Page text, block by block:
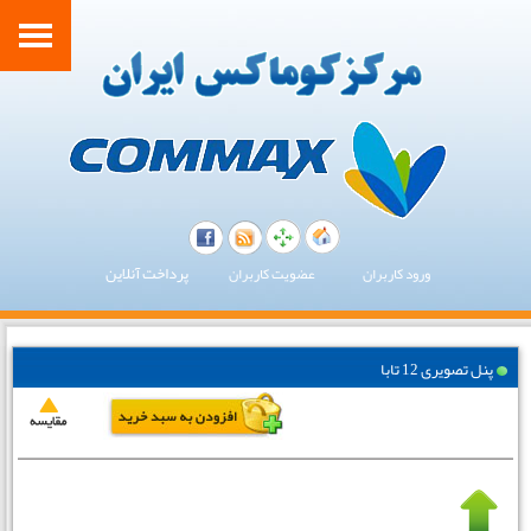
ورود کاربران عضویت کاربران پرداخت آنلاین
پنل تصویری 12 تابا